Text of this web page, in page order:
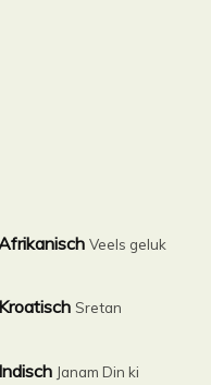
Veels geluk
Sretan
Janam Din ki